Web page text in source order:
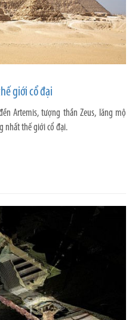
giới cổ đại
Artemis, tượng thần Zeus, lăng mộ
nhất thế giới cổ đại.